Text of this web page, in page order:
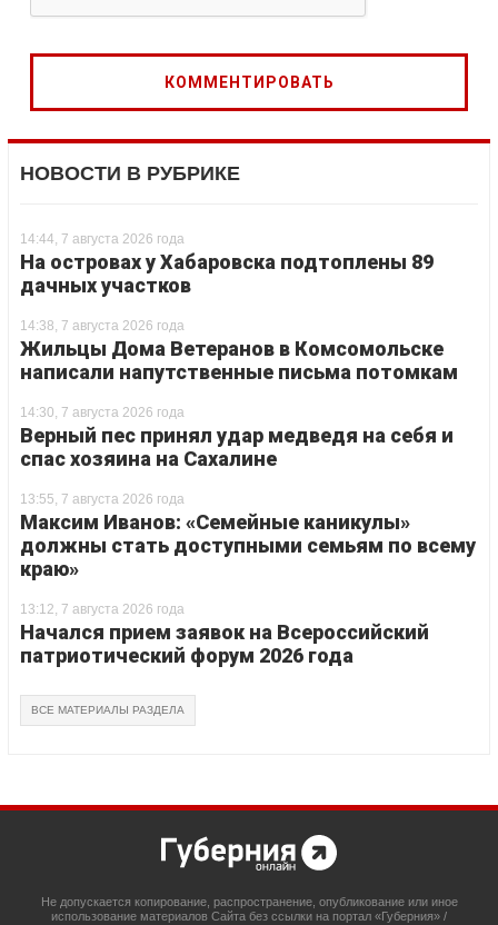
НОВОСТИ В РУБРИКЕ
14:44, 7 августа 2026 года
На островах у Хабаровска подтоплены 89
дачных участков
14:38, 7 августа 2026 года
Жильцы Дома Ветеранов в Комсомольске
написали напутственные письма потомкам
14:30, 7 августа 2026 года
Верный пес принял удар медведя на себя и
спас хозяина на Сахалине
13:55, 7 августа 2026 года
Максим Иванов: «Семейные каникулы»
должны стать доступными семьям по всему
краю»
13:12, 7 августа 2026 года
Начался прием заявок на Всероссийский
патриотический форум 2026 года
ВСЕ МАТЕРИАЛЫ РАЗДЕЛА
Не допускается копирование, распространение, опубликование или иное
использование материалов Сайта без ссылки на портал «Губерния» /